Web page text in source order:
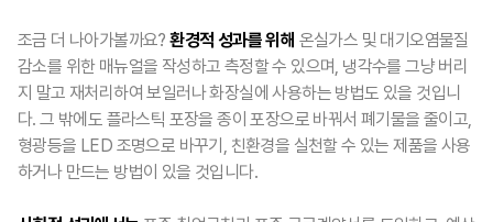
조금 더 나아가볼까요?환경적 성과를 위해 온실가스 및 대기오염물질
감소를 위한 매뉴얼을 작성하고 측정할 수 있으며, 냉각수를 그냥 버리
지 말고 재처리하여 보일러나 화장실에 사용하는 방법도 있을 것입니
다. 그 밖에도 플라스틱 포장을 종이 포장으로 바꿔서 폐기물을 줄이고,
형광등을 LED 조명으로 바꾸기, 친환경을 실천할 수 있는 제품을 사용
하거나 만드는 방법이 있을 것입니다.